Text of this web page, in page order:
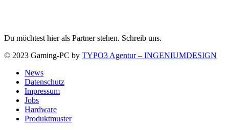
Du möchtest hier als Partner stehen. Schreib uns.
© 2023 Gaming-PC by TYPO3 Agentur – INGENIUMDESIGN
News
Datenschutz
Impressum
Jobs
Hardware
Produktmuster